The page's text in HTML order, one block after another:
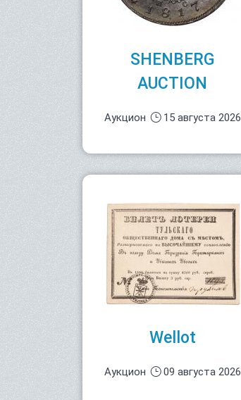
SHENBERG
AUCTION
Аукцион 15 августа 2026
Wellot
Аукцион 09 августа 2026